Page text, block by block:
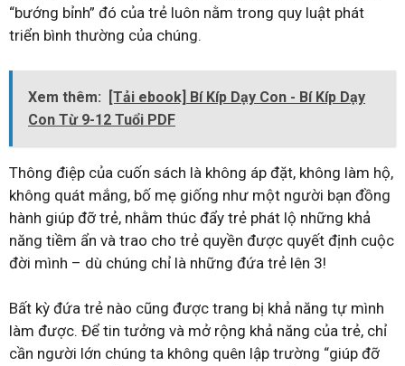
“bướng bỉnh” đó của trẻ luôn nằm trong quy luật phát
triển bình thường của chúng.
Xem thêm:
[Tải ebook] Bí Kíp Dạy Con - Bí Kíp Dạy
Con Từ 9-12 Tuổi PDF
Thông điệp của cuốn sách là không áp đặt, không làm hộ,
không quát mắng, bố mẹ giống như một người bạn đồng
hành giúp đỡ trẻ, nhằm thúc đẩy trẻ phát lộ những khả
năng tiềm ẩn và trao cho trẻ quyền được quyết định cuộc
đời mình – dù chúng chỉ là những đứa trẻ lên 3!
Bất kỳ đứa trẻ nào cũng được trang bị khả năng tự mình
làm được. Để tin tưởng và mở rộng khả năng của trẻ, chỉ
cần người lớn chúng ta không quên lập trường “giúp đỡ